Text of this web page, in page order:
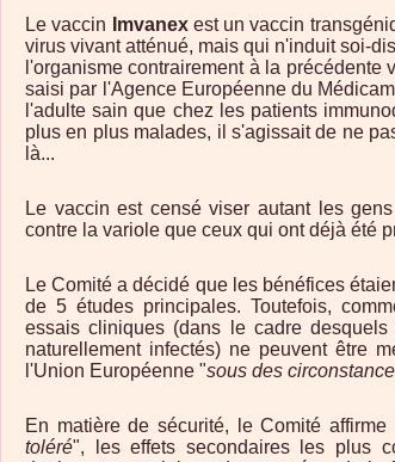
Le vaccin Imvanexest un vaccin
virus vivant atténué, mais qui n'induit soi-
l'organisme contrairement à la précédente
saisi par l'Agence Européenne du
l'adulte sain que chez les patients
plus en plus malades, il s'agissait de ne
là...
Le vaccin est censé viser autant les
contre la variole que ceux qui ont déjà été
Le Comité a décidé que les bénéfices
de 5 études principales. Toutefois,
essais cliniques (dans le cadre
naturellement infectés) ne peuvent être
l'Union Européenne "sous des
En matière de sécurité, le Comité
toléré", les effets secondaires les plus